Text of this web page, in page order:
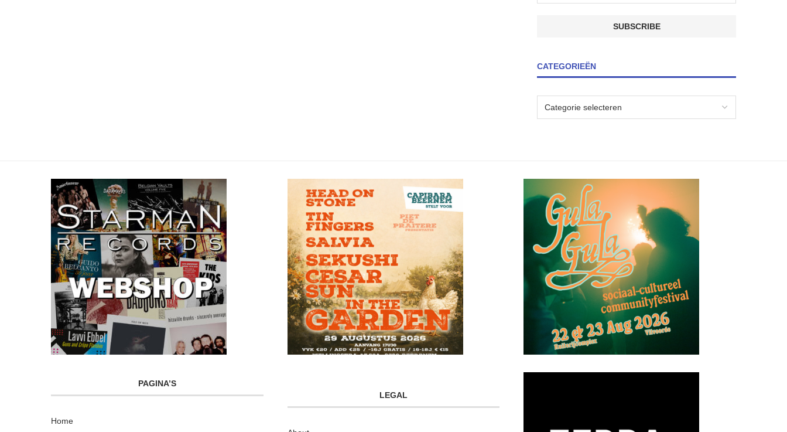
CATEGORIEËN
PAGINA’S
Home
LEGAL